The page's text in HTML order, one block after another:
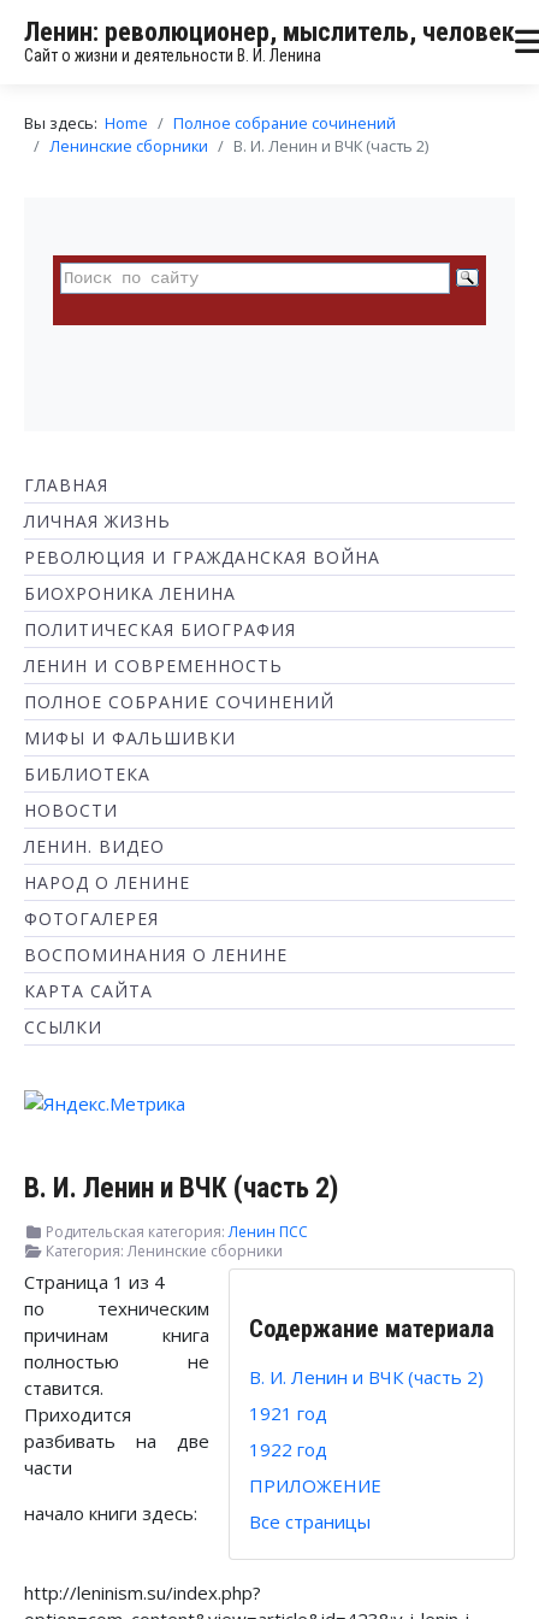
Ленин: революционер, мыслитель, человек
Сайт о жизни и деятельности В. И. Ленина
Вы здесь: Home
Полное собрание сочинений
Ленинские сборники
В. И. Ленин и ВЧК (часть 2)
ГЛАВНАЯ
ЛИЧНАЯ ЖИЗНЬ
РЕВОЛЮЦИЯ И ГРАЖДАНСКАЯ ВОЙНА
БИОХРОНИКА ЛЕНИНА
ПОЛИТИЧЕСКАЯ БИОГРАФИЯ
ЛЕНИН И СОВРЕМЕННОСТЬ
ПОЛНОЕ СОБРАНИЕ СОЧИНЕНИЙ
МИФЫ И ФАЛЬШИВКИ
БИБЛИОТЕКА
НОВОСТИ
ЛЕНИН. ВИДЕО
НАРОД О ЛЕНИНЕ
ФОТОГАЛЕРЕЯ
ВОСПОМИНАНИЯ О ЛЕНИНЕ
КАРТА САЙТА
ССЫЛКИ
В. И. Ленин и ВЧК (часть 2)
Родительская категория:Ленин ПСС
Категория:Ленинские сборники
Содержание материала
В. И. Ленин и ВЧК (часть 2)
1921 год
1922 год
ПРИЛОЖЕНИЕ
Все страницы
Страница 1 из 4
по техническим
причинам книга
полностью не
ставится.
Приходится
разбивать на две
части
начало книги здесь:
http://leninism.su/index.php?